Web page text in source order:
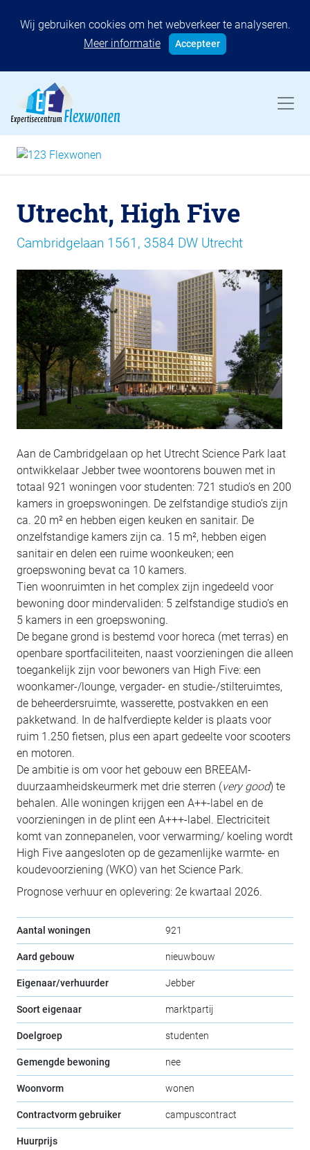
Wij gebruiken cookies om het webverkeer te analyseren.
Meer informatie
Accepteer
Utrecht, High Five
Cambridgelaan 1561, 3584 DW Utrecht
Aan de Cambridgelaan op het Utrecht Science Park laat
ontwikkelaar Jebber twee woontorens bouwen met in
totaal 921 woningen voor studenten: 721 studio’s en 200
kamers in groepswoningen. De zelfstandige studio’s zijn
ca. 20 m² en hebben eigen keuken en sanitair. De
onzelfstandige kamers zijn ca. 15 m², hebben eigen
sanitair en delen een ruime woonkeuken; een
groepswoning bevat ca 10 kamers.
Tien woonruimten in het complex zijn ingedeeld voor
bewoning door mindervaliden: 5 zelfstandige studio’s en
5 kamers in een groepswoning.
De begane grond is bestemd voor horeca (met terras) en
openbare sportfaciliteiten, naast voorzieningen die alleen
toegankelijk zijn voor bewoners van High Five: een
woonkamer-/lounge, vergader- en studie-/stilteruimtes,
de beheerdersruimte, wasserette, postvakken en een
pakketwand. In de halfverdiepte kelder is plaats voor
ruim 1.250 fietsen, plus een apart gedeelte voor scooters
en motoren.
De ambitie is om voor het gebouw een BREEAM-
duurzaamheidskeurmerk met drie sterren (very good) te
behalen. Alle woningen krijgen een A++-label en de
voorzieningen in de plint een A+++-label. Electriciteit
komt van zonnepanelen, voor verwarming/ koeling wordt
High Five aangesloten op de gezamenlijke warmte- en
koudevoorziening (WKO) van het Science Park.
Prognose verhuur en oplevering: 2e kwartaal 2026.
Aantal woningen 921
Aard gebouw nieuwbouw
Eigenaar/verhuurder Jebber
Soort eigenaar marktpartij
Doelgroep studenten
Gemengde bewoning nee
Woonvorm wonen
Contractvorm gebruiker campuscontract
Huurprijs